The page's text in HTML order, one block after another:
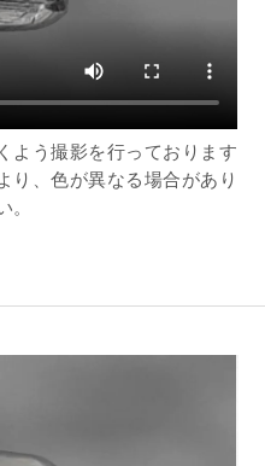
よう撮影を行っております
り、色が異なる場合があり
。